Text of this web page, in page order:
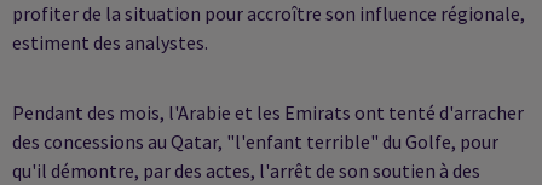
profiter de la situation pour accroître son influence régionale,
estiment des analystes.
Pendant des mois, l'Arabie et les Emirats ont tenté d'arracher
des concessions au Qatar, "l'enfant terrible" du Golfe, pour
qu'il démontre, par des actes, l'arrêt de son soutien à des